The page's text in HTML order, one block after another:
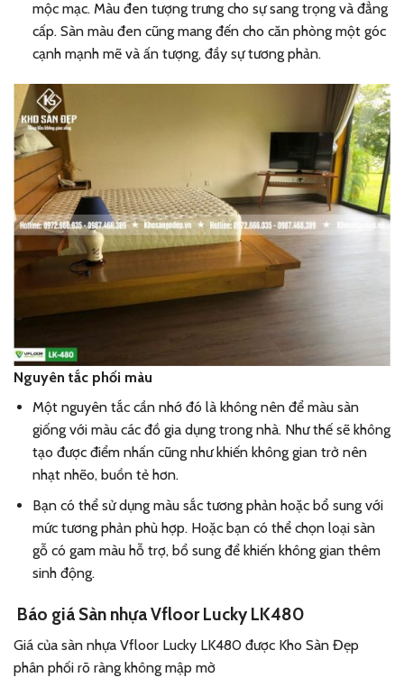
mộc mạc. Màu đen tượng trưng cho sự sang trọng và đẳng
cấp. Sàn màu đen cũng mang đến cho căn phòng một góc
cạnh mạnh mẽ và ấn tượng, đầy sự tương phản.
Nguyên tắc phối màu
Một nguyên tắc cần nhớ đó là không nên để màu sàn
giống với màu các đồ gia dụng trong nhà. Như thế sẽ không
tạo được điểm nhấn cũng như khiến không gian trở nên
nhạt nhẽo, buồn tẻ hơn.
Bạn có thể sử dụng màu sắc tương phản hoặc bổ sung với
mức tương phản phù hợp. Hoặc bạn có thể chọn loại sàn
gỗ có gam màu hỗ trợ, bổ sung để khiến không gian thêm
sinh động.
Báo giá Sàn nhựaVfloor Lucky LK480
Giá của sàn nhựa Vfloor Lucky LK480 được Kho Sàn Đẹp
phân phối rõ ràng không mập mờ